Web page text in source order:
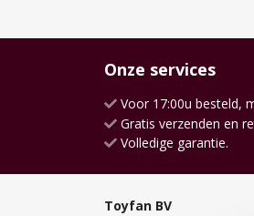
Onze services
Voor 17:00u besteld,
Gratis verzenden en
Volledige garantie.
Toyfan BV